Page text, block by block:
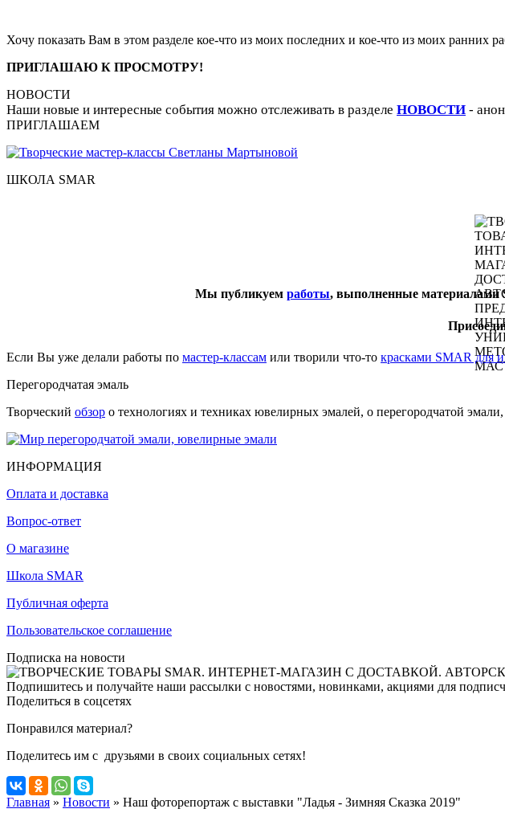
Хочу показать Вам в этом разделе кое-что из моих последних и кое-что из моих ранних
ПРИГЛАШАЮ К ПРОСМОТРУ!
НОВОСТИ
Наши новые и интересные события можно отслеживать в разделе НОВОСТИ -
ПРИГЛАШАЕМ
ШКОЛА SMAR
Мы публикуем работы, выполненные материалами
Если Вы уже делали работы по мастер-классам или творили что-то красками SMAR для
Перегородчатая эмаль
Творческий обзор о технологиях и техниках ювелирных эмалей, о перегородчатой
ИНФОРМАЦИЯ
Оплата и доставка
Вопрос-ответ
О магазине
Школа SMAR
Публичная оферта
Пользовательское соглашение
Подписка на новости
Подпишитесь и получайте наши рассылки с новостями, новинками, акциями для
Поделиться в соцсетях
Понравился материал?
Поделитесь им с друзьями в своих социальных сетях!
Главная » Новости » Наш фоторепортаж с выставки "Ладья - Зимняя Сказка 2019"